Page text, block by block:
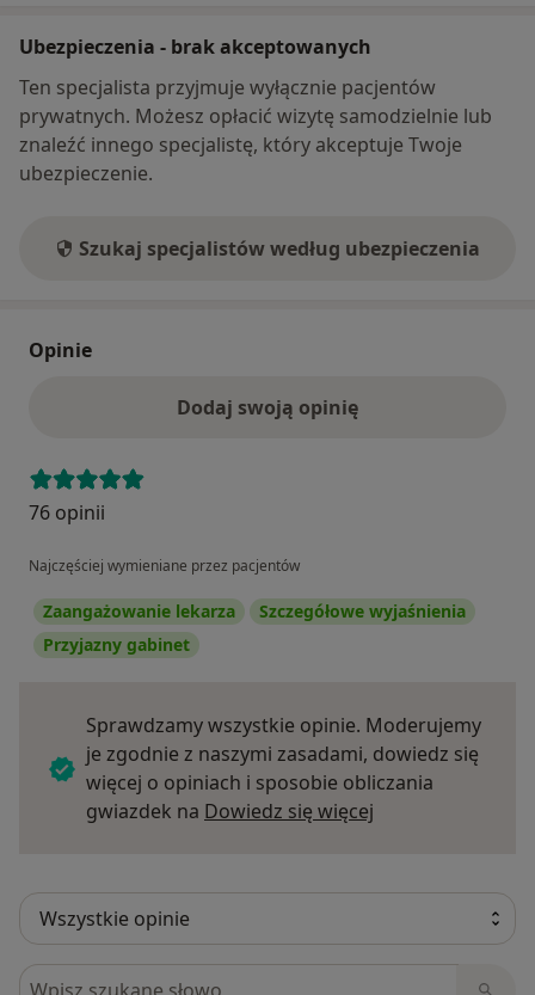
Ubezpieczenia - brak akceptowanych
Ten specjalista przyjmuje wyłącznie pacjentów
prywatnych. Możesz opłacić wizytę samodzielnie lub
znaleźć innego specjalistę, który akceptuje Twoje
ubezpieczenie.
Szukaj specjalistów według ubezpieczenia
Opinie
Dodaj swoją opinię
76 opinii
Najczęściej wymieniane przez pacjentów
Zaangażowanie lekarza
Szczegółowe wyjaśnienia
Przyjazny gabinet
Sprawdzamy wszystkie opinie. Moderujemy
je zgodnie z naszymi zasadami, dowiedz się
więcej o opiniach i sposobie obliczania
gwiazdek na Dowiedz się więcej
Szukaj w opiniach